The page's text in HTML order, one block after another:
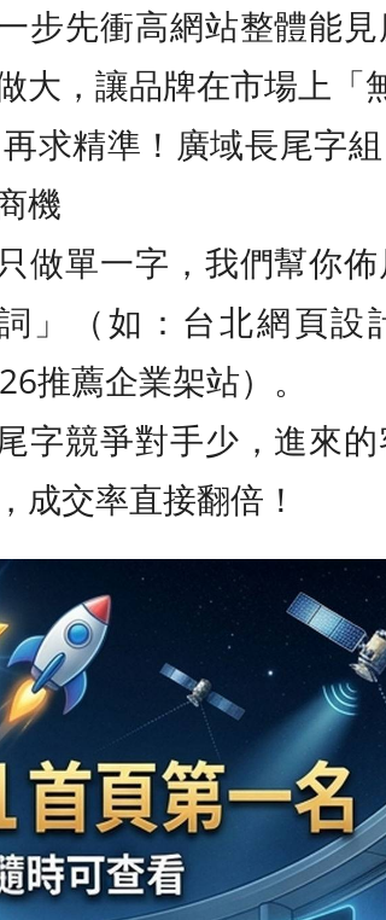
步先衝高網站整體能
大，讓品牌在市場上「
求精準！廣域長尾字
機
做單一字，我們幫你
」（如：台北網頁設
推薦企業架站）。
字競爭對手少，進來
成交率直接翻倍！